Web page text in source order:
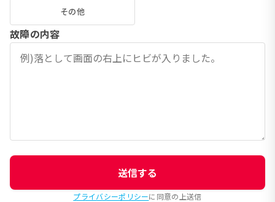
その他
故障の内容
送信する
プライバシーポリシーに同意の上送信